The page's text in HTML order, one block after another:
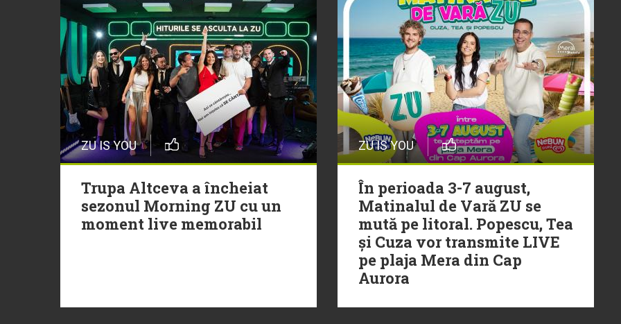
ZU IS YOU
Trupa Altceva a încheiat
sezonul Morning ZU cu un
moment live memorabil
ZU IS YOU
În perioada 3-7 august,
Matinalul de Vară ZU se
mută pe litoral. Popescu, Tea
și Cuza vor transmite LIVE
pe plaja Mera din Cap
Aurora